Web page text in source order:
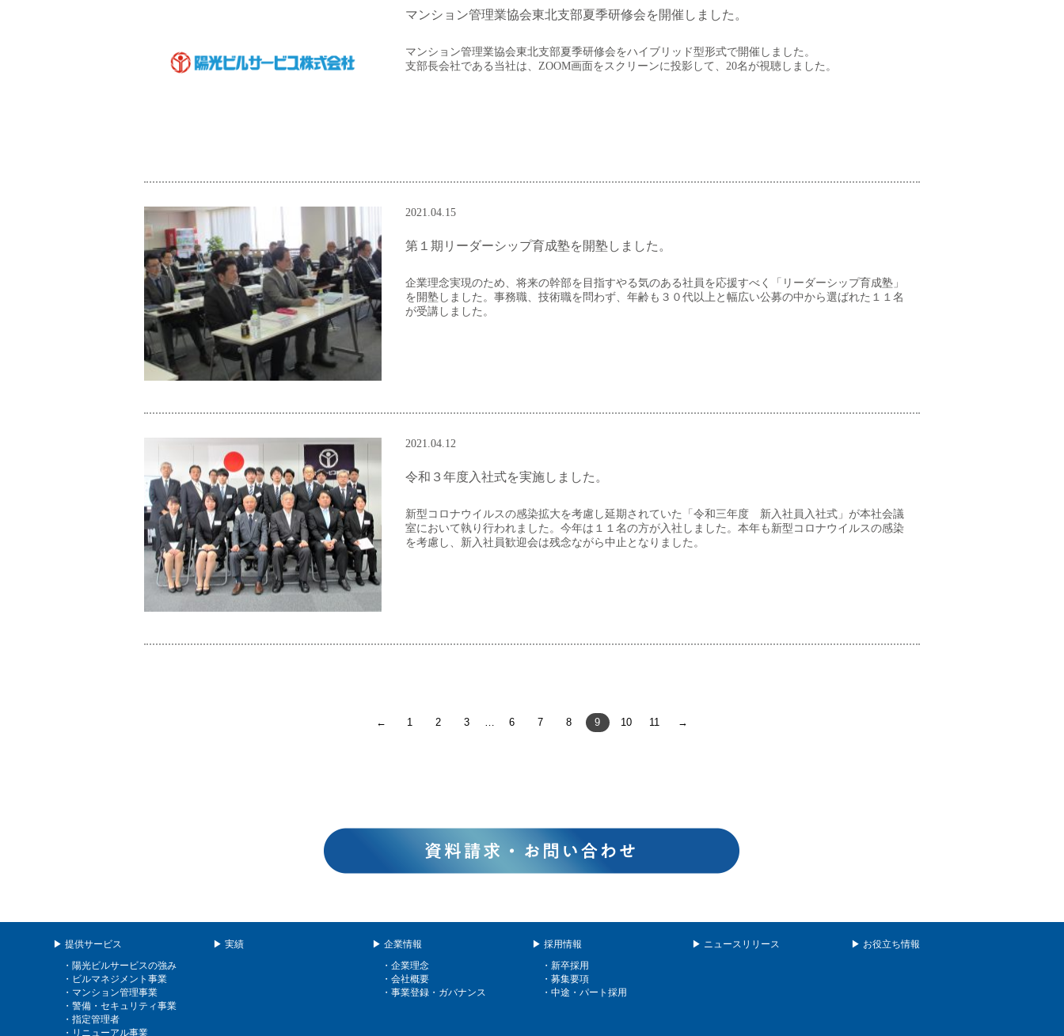
マンション管理業協会東北支部夏季研修会を開催しました。
マンション管理業協会東北支部夏季研修会をハイブリッド型形式で開催しました。
支部長会社である当社は、ZOOM画面をスクリーンに投影して、20名が視聴しました。
2021.04.15
第１期リーダーシップ育成塾を開塾しました。
企業理念実現のため、将来の幹部を目指すやる気のある社員を応援すべく「リーダーシップ育成塾」
を開塾しました。事務職、技術職を問わず、年齢も３０代以上と幅広い公募の中から選ばれた１１名
が受講しました。
2021.04.12
令和３年度入社式を実施しました。
新型コロナウイルスの感染拡大を考慮し延期されていた「令和三年度 新入社員入社式」が本社会議
室において執り行われました。今年は１１名の方が入社しました。本年も新型コロナウイルスの感染
を考慮し、新入社員歓迎会は残念ながら中止となりました。
← 1 2 3 … 6 7 8 9 10 11 →
▶ 提供サービス
・陽光ビルサービスの強み
・ビルマネジメント事業
・マンション管理事業
・警備・セキュリティ事業
・指定管理者
・リニューアル事業
▶ 実績
▶ 企業情報
・企業理念
・会社概要
・事業登録・ガバナンス
▶ 採用情報
・新卒採用
・募集要項
・中途・パート採用
▶ ニュースリリース ▶ お役立ち情報